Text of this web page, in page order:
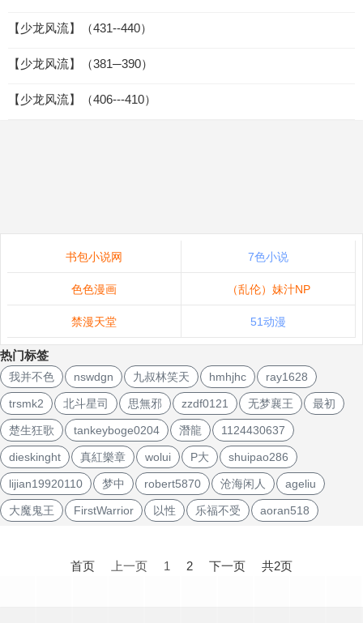
【少龙风流】（431--440）
【少龙风流】（381─390）
【少龙风流】（406---410）
书包小说网 7色小说
色色漫画 （乱伦）妹汁NP
禁漫天堂 51动漫
热门标签
我并不色 nswdgn 九叔林笑天 hmhjhc ray1628
trsmk2 北斗星司 思無邪 zzdf0121 无梦襄王 最初
楚生狂歌 tankeyboge0204 潛龍 1124430637
dieskinght 真紅樂章 wolui P大 shuipao286
lijian19920110 梦中 robert5870 沧海闲人 ageliu
大魔鬼王 FirstWarrior 以性 乐福不受 aoran518
首页 上一页 1 2 下一页 共2页